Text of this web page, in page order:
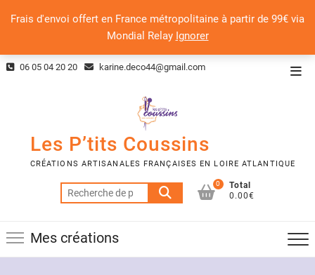
Frais d'envoi offert en France métropolitaine à partir de 99€ via
Mondial Relay Ignorer
Skip 06 05 04 20 20 karine.deco44@gmail.com
Les P’tits Coussins
CRÉATIONS ARTISANALES FRANÇAISES EN LOIRE ATLANTIQUE
Recherche
pour :
0
Total
0.00€
Mes créations